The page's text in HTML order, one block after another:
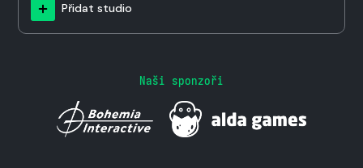
Přidat studio
Naši sponzoři